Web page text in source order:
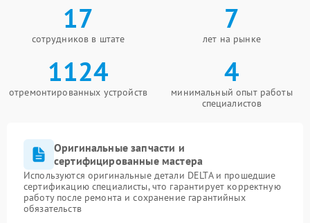
17
сотрудников в штате
7
лет на рынке
1124
отремонтированных устройств
4
минимальный опыт работы
специалистов
Оригинальные запчасти и
сертифицированные мастера
Используются оригинальные детали DELTA и прошедшие
сертификацию специалисты, что гарантирует корректную
работу после ремонта и сохранение гарантийных
обязательств